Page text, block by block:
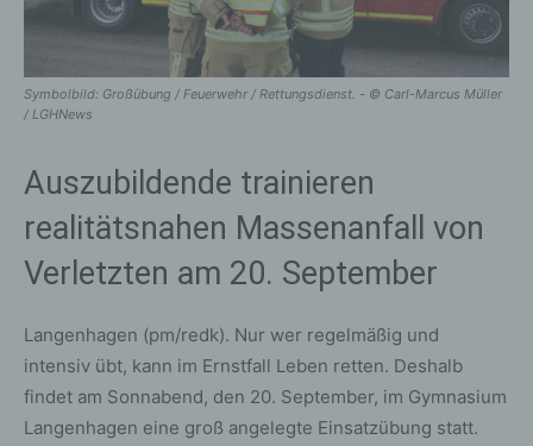
Symbolbild: Großübung / Feuerwehr / Rettungsdienst. - © Carl-Marcus Müller
/ LGHNews
Auszubildende trainieren
realitätsnahen Massenanfall von
Verletzten am 20. September
Langenhagen (pm/redk). Nur wer regelmäßig und
intensiv übt, kann im Ernstfall Leben retten. Deshalb
findet am Sonnabend, den 20. September, im Gymnasium
Langenhagen eine groß angelegte Einsatzübung statt.